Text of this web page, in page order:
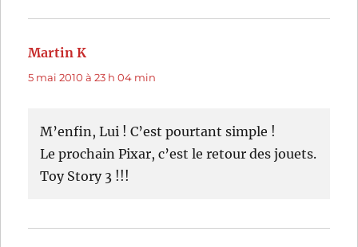
Martin K
5 mai 2010 à 23 h 04 min
M’enfin, Lui ! C’est pourtant simple !
Le prochain Pixar, c’est le retour des jouets.
Toy Story 3 !!!